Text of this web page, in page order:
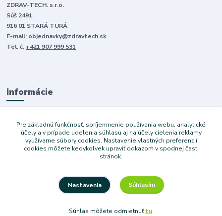
ZDRAV-TECH. s.r.o.
Súš 2491
916 01 STARÁ TURÁ
E-mail: objednavky@zdravtech.sk
Tel. č. +421 907 999 531
Informácie
O nás
Obchodné podmienky
Ochrana súkromia
Služby
Vytvorené na
Eshop-rychlo.sk
Pre základnú funkčnosť, spríjemnenie používania webu, analytické
účely a v prípade udelenia súhlasu aj na účely cielenia reklamy
využívame súbory cookies. Nastavenie vlastných preferencií
cookies môžete kedykoľvek upraviť odkazom v spodnej časti
stránok.
Nastavenia Súhlasím
Súhlas môžete odmietnuťtu.